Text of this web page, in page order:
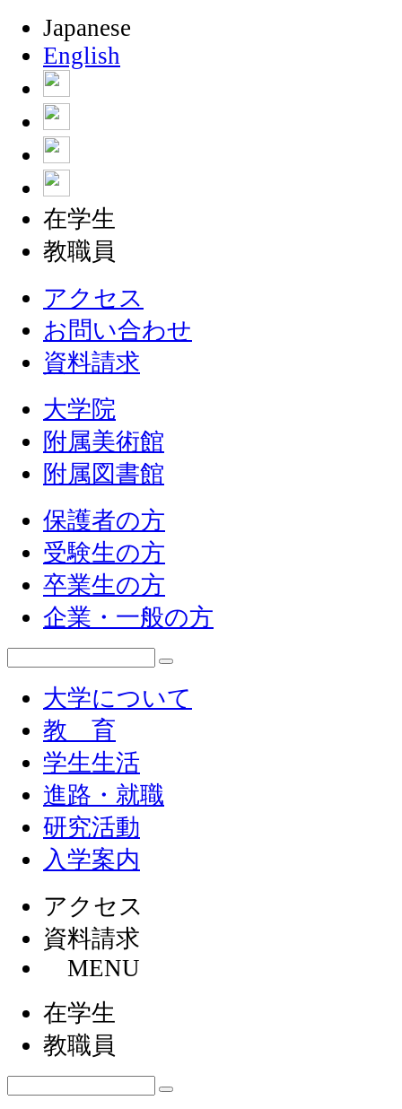
Japanese
English
在学生
教職員
アクセス
お問い合わせ
資料請求
大学院
附属美術館
附属図書館
保護者の方
受験生の方
卒業生の方
企業・一般の方
大学について
教 育
学生生活
進路・就職
研究活動
入学案内
アクセス
資料請求
MENU
在学生
教職員